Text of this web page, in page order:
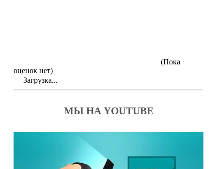
(Пока
оценок нет)
Загрузка...
МЫ НА YOUTUBE